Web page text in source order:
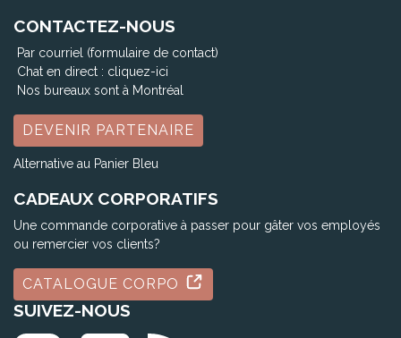
CONTACTEZ-NOUS
Par courriel (formulaire de contact)
Chat en direct : cliquez-ici
Nos bureaux sont à Montréal
DEVENIR PARTENAIRE
Alternative au Panier Bleu
CADEAUX CORPORATIFS
Une commande corporative à passer pour gâter vos employés
ou remercier vos clients?
CATALOGUE CORPO
SUIVEZ-NOUS